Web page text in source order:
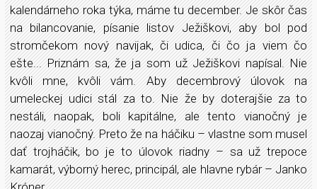
kalendárneho roka týka, máme tu december. Je skôr čas
na bilancovanie, písanie listov Ježiškovi, aby bol pod
stromčekom nový navijak, či udica, či čo ja viem čo
ešte... Priznám sa, že ja som už Ježiškovi napísal. Nie
kvôli mne, kvôli vám. Aby decembrový úlovok na
umeleckej udici stál za to. Nie že by doterajšie za to
nestáli, naopak, boli kapitálne, ale tento vianočný je
naozaj vianočný. Preto že na háčiku – vlastne som musel
dať trojháčik, bo je to úlovok riadny – sa už trepoce
kamarát, výborný herec, principál, ale hlavne rybár – Janko